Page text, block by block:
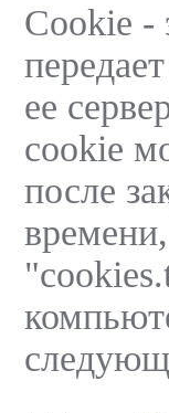
Cookie -
ее
cookie
после